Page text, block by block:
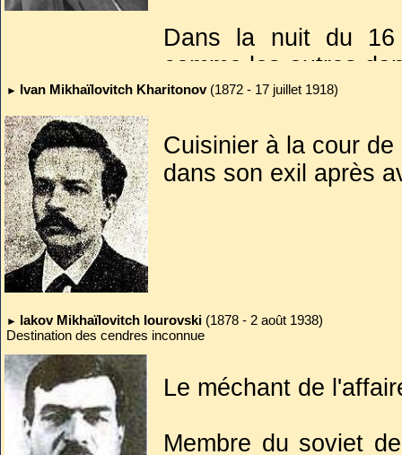
Dans la nuit du
comme les autres
Elle portait deux
Niouta, blessée,
s'exclama : «Dieu
assista aux
impériale.
soviétique, mais
► Ivan Mikhaïlovitch Kharitonov (1872 - 17 juillet 1918)
Cuisinier à la cour
dans son exil après
► Iakov Mikhaïlovitch Iourovski (1878 - 2 août 1938)
Destination des cendres inconnue
Le méchant de
Membre du soviet